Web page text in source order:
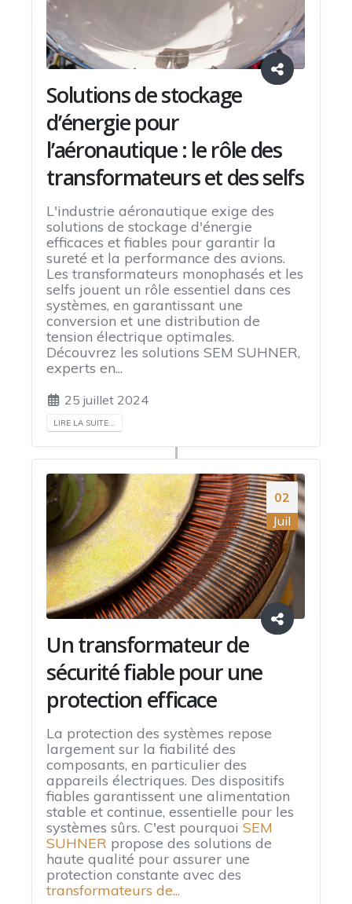
Solutions de stockage
d’énergie pour
l’aéronautique : le rôle des
transformateurs et des selfs
L'industrie aéronautique exige des
solutions de stockage d'énergie
efficaces et fiables pour garantir la
sureté et la performance des avions.
Les transformateurs monophasés et les
selfs jouent un rôle essentiel dans ces
systèmes, en garantissant une
conversion et une distribution de
tension électrique optimales.
Découvrez les solutions SEM SUHNER,
experts en...
25 juillet 2024
LIRE LA SUITE...
02
Juil
Un transformateur de
sécurité fiable pour une
protection efficace
La protection des systèmes repose
largement sur la fiabilité des
composants, en particulier des
appareils électriques. Des dispositifs
fiables garantissent une alimentation
stable et continue, essentielle pour les
systèmes sûrs. C'est pourquoiSEM
SUHNER propose des solutions de
haute qualité pour assurer une
protection constante avec des
transformateurs de...